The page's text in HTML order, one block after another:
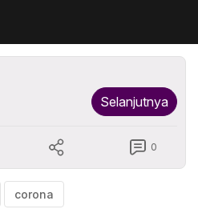
Selanjutnya
0
corona